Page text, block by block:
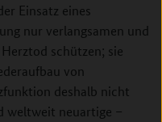
Einsatz eines
nur verlangsamen und
schützen; sie
von
deshalb nicht
weltweit neuartige –